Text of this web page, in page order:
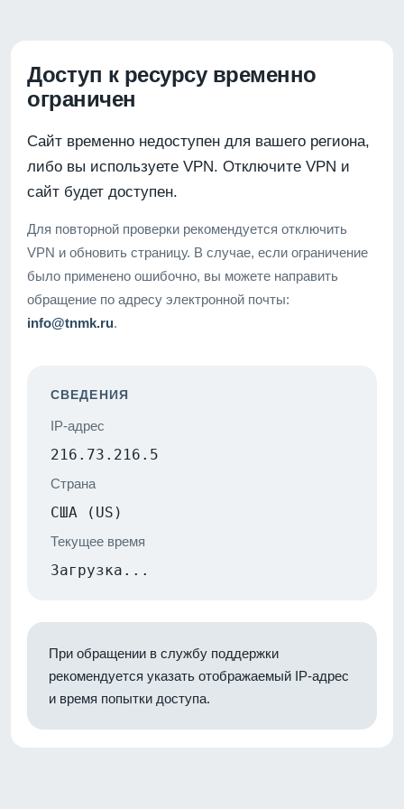
Доступ к ресурсу временно
ограничен
Сайт временно недоступен для вашего региона,
либо вы используете VPN. Отключите VPN и
сайт будет доступен.
Для повторной проверки рекомендуется отключить
VPN и обновить страницу. В случае, если ограничение
было применено ошибочно, вы можете направить
обращение по адресу электронной почты:
info@tnmk.ru.
СВЕДЕНИЯ
IP-адрес
216.73.216.5
Страна
США (US)
Текущее время
Загрузка...
При обращении в службу поддержки
рекомендуется указать отображаемый IP-адрес
и время попытки доступа.